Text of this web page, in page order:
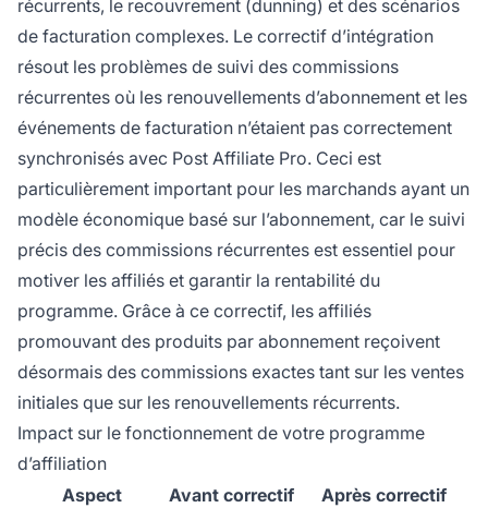
récurrents, le recouvrement (dunning) et des scénarios
de facturation complexes. Le correctif d’intégration
résout les problèmes de suivi des commissions
récurrentes où les renouvellements d’abonnement et les
événements de facturation n’étaient pas correctement
synchronisés avec Post Affiliate Pro. Ceci est
particulièrement important pour les marchands ayant un
modèle économique basé sur l’abonnement, car le suivi
précis des commissions récurrentes est essentiel pour
motiver les affiliés et garantir la rentabilité du
programme. Grâce à ce correctif, les affiliés
promouvant des produits par abonnement reçoivent
désormais des commissions exactes tant sur les ventes
initiales que sur les renouvellements récurrents.
Impact sur le fonctionnement de votre programme
d’affiliation
Aspect
Avant correctif Après correctif